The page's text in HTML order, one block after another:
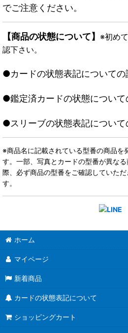
でご注意ください。
【商品の状態について】 ※初め
認下さい。
●カードの状態表記についての
●鑑定済カードの状態について
●スリーブの状態表記について
※商品名に記載されている型番の商品を
す。一部、写真とカードの型番が異な
際、必ず商品の型番をご確認していた
す。
ホーム
マイページ
新着商品
カードの状態表記について
ショッピングカート